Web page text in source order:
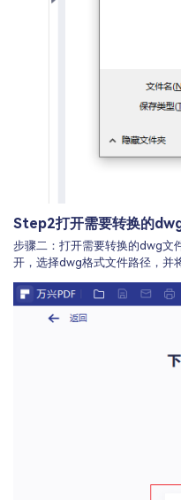
Step2打开需要转换的
步骤二：打开需要转换的dwg文
开，选择dwg格式文件路径，并